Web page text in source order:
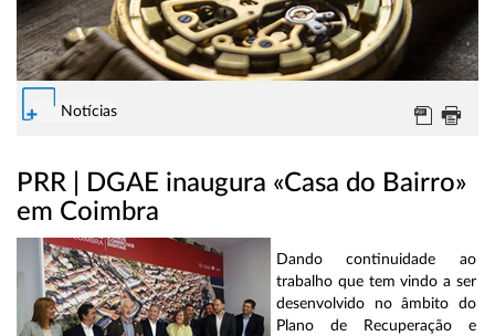
Notícias
PRR | DGAE inaugura «Casa do Bairro»
em Coimbra
Dando continuidade ao
trabalho que tem vindo a ser
desenvolvido no âmbito do
Plano de Recuperação e